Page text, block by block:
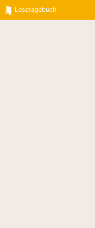
Lesetagebuch